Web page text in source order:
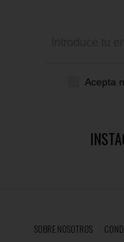
Acepta
SOBRE NOSOTROS